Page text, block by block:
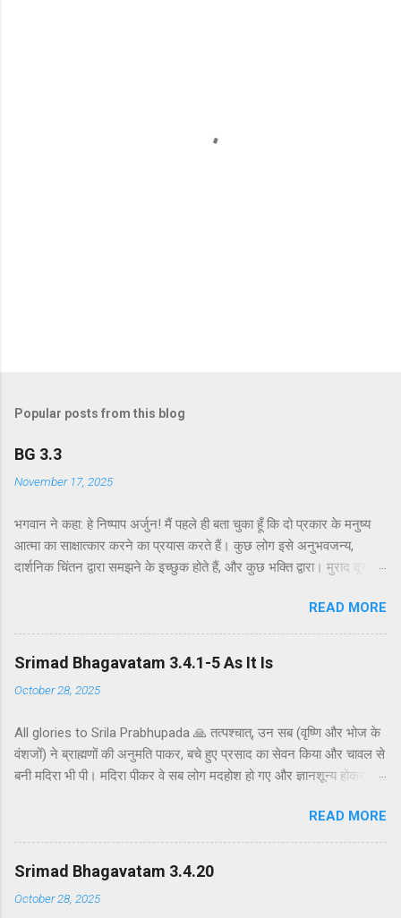
Popular posts from this blog
BG 3.3
November 17, 2025
भगवान ने कहा: हे निष्पाप अर्जुन! मैं पहले ही बता चुका हूँ कि दो प्रकार के मनुष्य
आत्मा का साक्षात्कार करने का प्रयास करते हैं। कुछ लोग इसे अनुभवजन्य,
दार्शनिक चिंतन द्वारा समझने के इच्छुक होते हैं, और कुछ भक्ति द्वारा। मुराद दूसरे
कर्मयोग या बुद्धियोग। इस श्लोक में भगवान इसे और भी स्पष्ट रूप से समझाते हैं।
सांख्ययोग, अर्थात् आत्मा और पदार्थ की प्रकृति का विश्लेषणात्मक अध्ययन, उन
लोगों के लिए विषय है जो प्रयोगात्मक ज्ञान और दर्शन द्वारा अनुमान लगाने और
समझने के इच्छुक हैं। दूसरे वर्ग के लोग कृष्णभावनामृत में कर्म करते हैं, जैसा कि
दूसरे अध्याय के इकसठवें श्लोक में बताया गया है। भगवान ने उनतीसवें श्लोक में भी
कर्म के बंधनों से मुक्त हो सकता है; और इसके अतिरिक्त, इस प्रक्रिया में कोई दोष
नहीं है। इकसठवें श्लोक में यही सिद्धांत अधिक स्पष्ट रूप से समझाया गया है - कि
यह बुद्धि-योग पूर्णतः परब्रह्म (या अधिक विशिष्ट रूप से, कृष्ण पर) ...
READ MORE
Srimad Bhagavatam 3.4.1-5 As It Is
October 28, 2025
All glories to Srila Prabhupada 🙏 तत्पश्चात्, उन सब (वृष्णि और भोज के
वंशजों) ने ब्राह्मणों की अनुमति पाकर, बचे हुए प्रसाद का सेवन किया और चावल से
बनी मदिरा भी पी। मदिरा पीकर वे सब लोग मदहोश हो गए और ज्ञानशून्य होकर
वैष्णवों को भव्य भोजन कराया जाता है, तो यजमान अतिथि की अनुमति के बाद ही
बचे हुए भोजन को ग्रहण करता है। अतः वृष्णि और भोज के वंशजों ने ब्राह्मणों से
औपचारिक रूप से अनुमति ली और तैयार भोजन ग्रहण किया। क्षत्रियों को कुछ
अवसरों पर मदिरापान की अनुमति होती है, इसलिए उन्होंने चावल से बनी एक
प्रकार की हल्की मदिरा पी। इस प्रकार मदिरापान करने से वे उन्मत्त और
READ MORE
Srimad Bhagavatam 3.4.20
October 28, 2025